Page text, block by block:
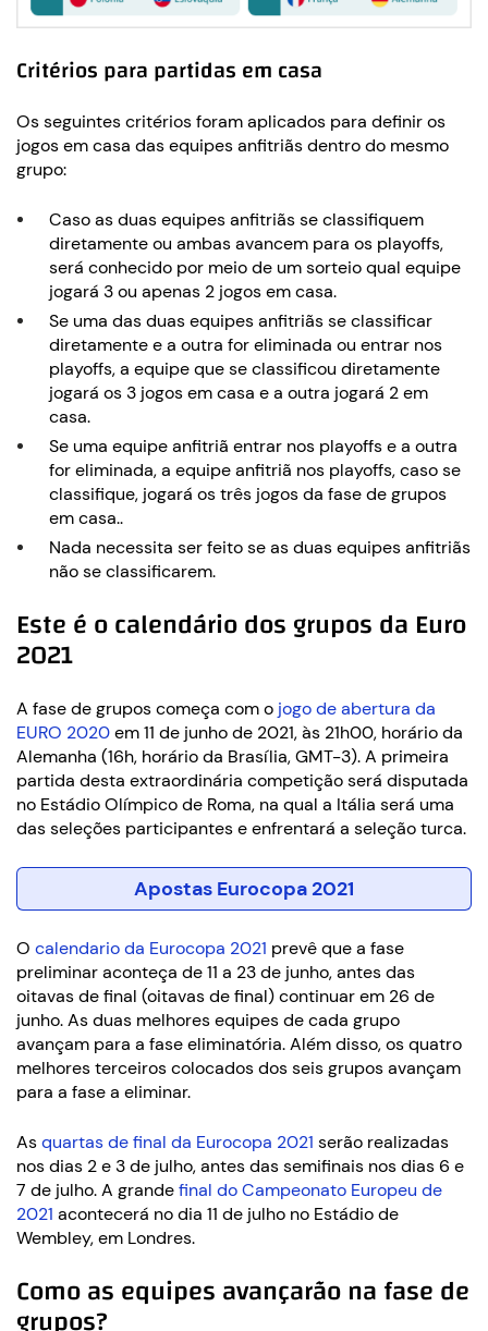
Critérios para partidas em casa
Os seguintes critérios foram aplicados para definir os
jogos em casa das equipes anfitriãs dentro do mesmo
grupo​:
Caso as duas equipes anfitriãs se classifiquem
diretamente ou ambas avancem para os playoffs,
será conhecido por meio de um sorteio qual equipe
jogará 3 ou apenas 2 jogos em casa.
Se uma das duas equipes anfitriãs se classificar
diretamente e a outra for eliminada ou entrar nos
playoffs, a equipe que se classificou diretamente
jogará os 3 jogos em casa e a outra jogará 2 em
casa.
Se uma equipe anfitriã entrar nos playoffs e a outra
for eliminada, a equipe anfitriã nos playoffs, caso se
classifique, jogará os três jogos da fase de grupos
em casa..
Nada necessita ser feito se as duas equipes anfitriãs
não se classificarem.
Este é o calendário dos grupos da Euro
2021
A fase de grupos começa com o jogo de abertura da
EURO 2020em 11 de junho de 2021, às 21h00, horário da
Alemanha (16h, horário da Brasília, GMT-3). A primeira
partida desta extraordinária competição será disputada
no Estádio Olímpico de Roma, na qual a Itália será uma
das seleções participantes e enfrentará a seleção turca.
Apostas Eurocopa 2021
O calendario da Eurocopa 2021 prevê que a fase
preliminar aconteça de 11 a 23 de junho, antes das
oitavas de final (oitavas de final) continuar em 26 de
junho. As duas melhores equipes de cada grupo
avançam para a fase eliminatória. Além disso, os quatro
melhores terceiros colocados dos seis grupos avançam
para a fase a eliminar.
Asquartas de final da Eurocopa 2021 serão realizadas
nos dias 2 e 3 de julho, antes das semifinais nos dias 6 e
7 de julho. A grandefinal do Campeonato Europeu de
2021 acontecerá no dia 11 de julho no Estádio de
Wembley, em Londres.
Como as equipes avançarão na fase de